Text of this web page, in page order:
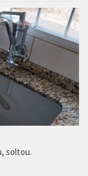
soltou.